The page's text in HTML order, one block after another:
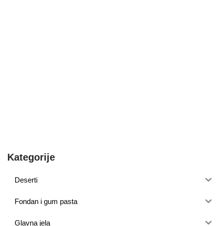
Kategorije
Deserti
Fondan i gum pasta
Glavna jela